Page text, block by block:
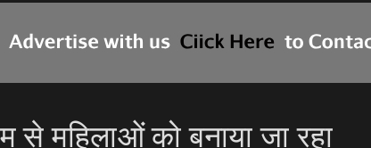
से महिलाओं को बनाया जा रहा